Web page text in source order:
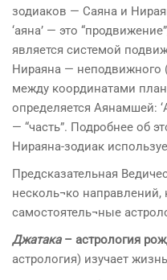
зодиаков — Саяна и
‘аяна’ — это
является системой
Нираяна — неподвижного
между координатами
определяется Аянамшей:
— “часть”. Подробнее об
Нираяна-зодиак
Предсказательная
несколь¬ко
самостоятель¬ные
Джатака– астрология
астрология) изучает